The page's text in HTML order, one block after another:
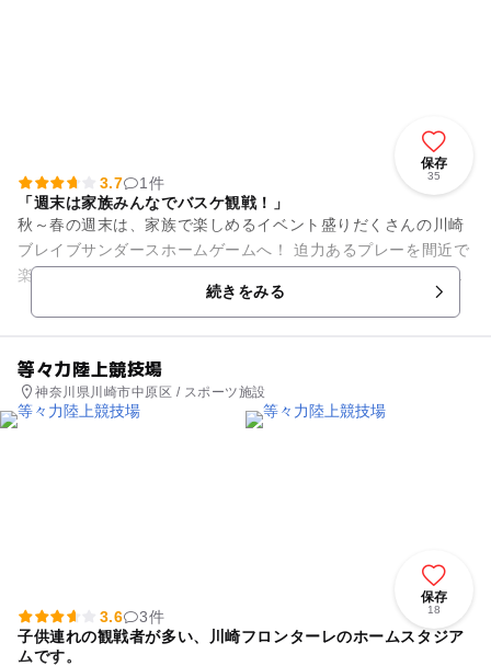
保存
35
3.7
1件
「週末は家族みんなでバスケ観戦！」
秋～春の週末は、家族で楽しめるイベント盛りだくさんの川崎
ブレイブサンダースホームゲームへ！ 迫力あるプレーを間近で
楽しめる試合以外にも、会場内には家族連れで楽しめる要素が
続きをみる
等々力陸上競技場
神奈川県川崎市中原区 / スポーツ施設
保存
18
3.6
3件
子供連れの観戦者が多い、川崎フロンターレのホームスタジア
ムです。